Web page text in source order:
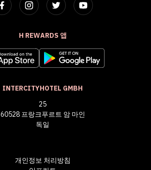
H REWARDS 앱
INTERCITYHOTEL GMBH
25
60528 프랑크푸르트 암 마인
독일
개인정보 처리방침